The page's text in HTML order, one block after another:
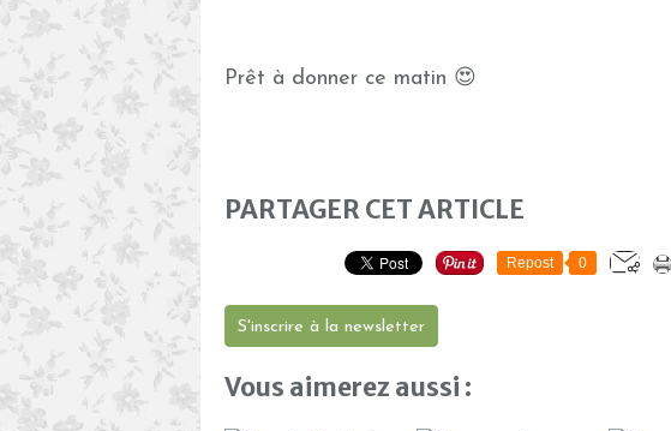
Prêt à donner ce matin 😍
PARTAGER CET ARTICLE
Repost 0
S'inscrire à la newsletter
Vous aimerez aussi :